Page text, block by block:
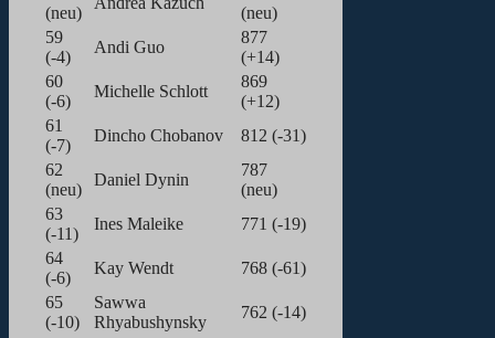
(neu)
(neu)
59
(-4)
Andi Guo
877
(+14)
60
(-6)
Michelle Schlott
869
(+12)
61
(-7)
Dincho Chobanov
812 (-31)
62
(neu)
Daniel Dynin
787
(neu)
63
(-11)
Ines Maleike
771 (-19)
64
(-6)
Kay Wendt
768 (-61)
65
(-10)
Sawwa
Rhyabushynsky
762 (-14)